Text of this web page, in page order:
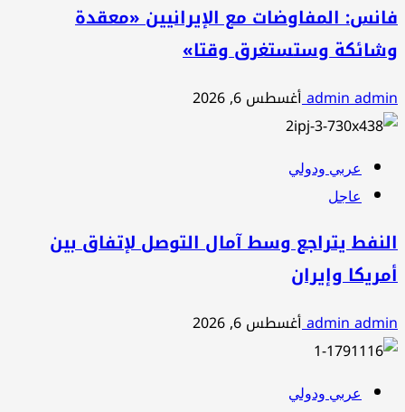
فانس: المفاوضات مع الإيرانيين «معقدة
وشائكة وستستغرق وقتا»
admin adminأغسطس 6, 2026
عربي ودولي
عاجل
النفط يتراجع وسط آمال التوصل لإتفاق بين
أمريكا وإيران
admin adminأغسطس 6, 2026
عربي ودولي